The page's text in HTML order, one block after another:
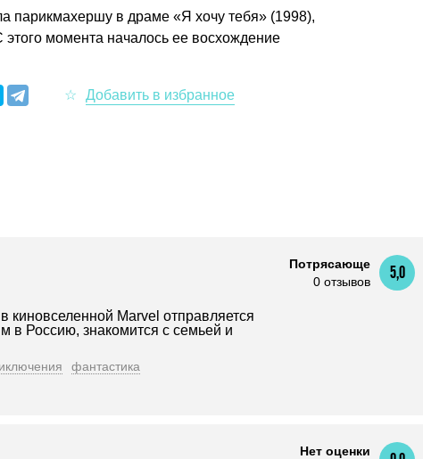
парикмахершу в драме «Я хочу тебя» (1998),
момента началось ее восхождение
киновселенной Marvel отправляется
в Россию, знакомится с семьей и
фантастика
Потрясающе
0 отзывов
5,0
Нет оценки